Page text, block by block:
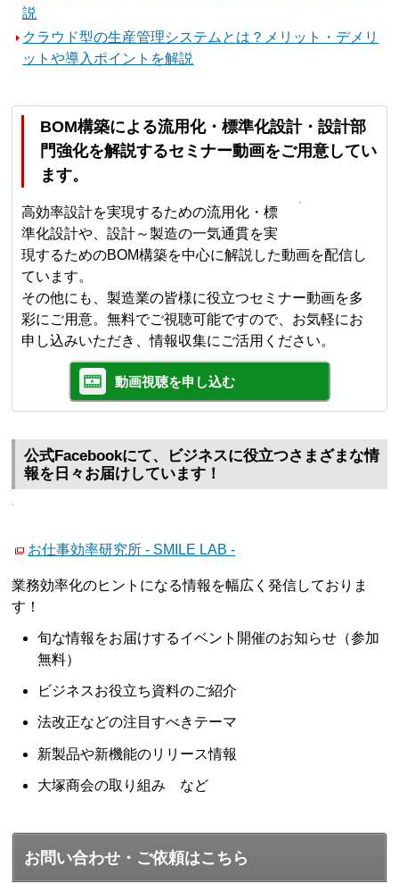
説
クラウド型の生産管理システムとは？メリット・デメリ
ットや導入ポイントを解説
BOM構築による流用化・標準化設計・設計部
門強化を解説するセミナー動画をご用意してい
ます。
高効率設計を実現するための流用化・標
準化設計や、設計～製造の一気通貫を実
現するためのBOM構築を中心に解説した動画を配信し
ています。
その他にも、製造業の皆様に役立つセミナー動画を多
彩にご用意。無料でご視聴可能ですので、お気軽にお
申し込みいただき、情報収集にご活用ください。
動画視聴を申し込む
公式Facebookにて、ビジネスに役立つさまざまな情
報を日々お届けしています！
お仕事効率研究所 - SMILE LAB -
業務効率化のヒントになる情報を幅広く発信しておりま
す！
旬な情報をお届けするイベント開催のお知らせ（参加
無料）
ビジネスお役立ち資料のご紹介
法改正などの注目すべきテーマ
新製品や新機能のリリース情報
大塚商会の取り組み など
お問い合わせ・ご依頼はこちら